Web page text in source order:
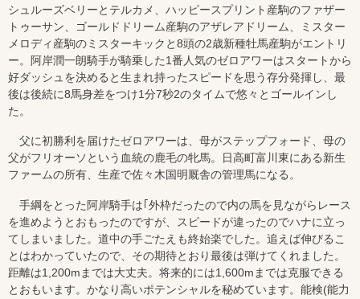
シュルーズベリーとテルカメ、ハッピースプリント産駒のファザー
トゥーサン、ゴールドドリーム産駒のアザレアドリーム、ミスター
メロディ産駒のミスターキックと8頭の2歳新種牡馬産駒がエントリ
ー。阿岸潤一朗騎手が騎乗した1番人気のゼロアワーはスタートから
好ダッシュを決めると生まれ持ったスピードを思う存分発揮し、最
後は後続に8馬身差をつけ1分7秒2のタイムで悠々とゴールインし
た。
父に初勝利を届けたゼロアワーは、母がステップフォード、母の
父がフリオーソという血統の鹿毛の牝馬。日高町富川東にある新生
ファームの所有、生産で佐々木国明厩舎の管理馬になる。
手綱をとった阿岸騎手は｢外枠だったので内の馬を見ながらレース
を進めようとおもったのですが、スピードが違ったのでハナに立っ
てしまいました。道中の手ごたえも終始楽でした。追えば伸びるこ
とはわかっていたので、その期待とおり最後は弾けてくれました。
距離は1,200mまでは大丈夫。将来的には1,600mまでは克服できる
とおもいます。かなり高いポテンシャルを秘めています。能検(能力